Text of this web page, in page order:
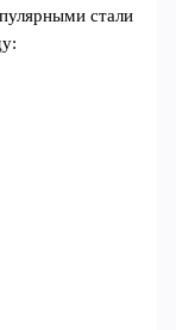
стали